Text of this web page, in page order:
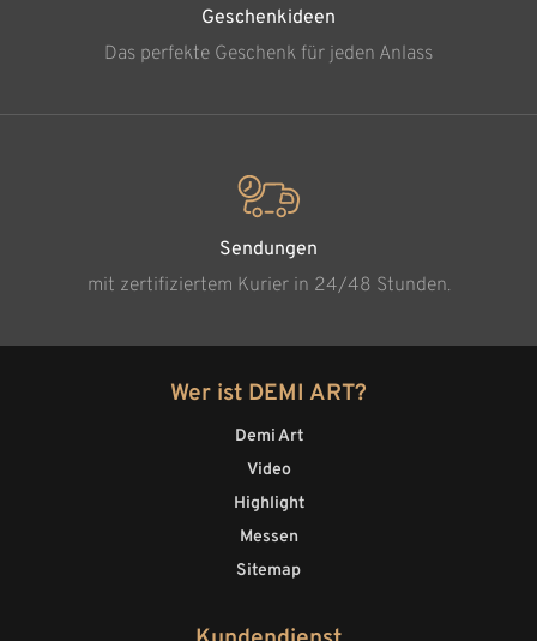
Geschenkideen
Das perfekte Geschenk für jeden Anlass
Sendungen
mit zertifiziertem Kurier in 24/48 Stunden.
Wer ist DEMI ART?
Demi Art
Video
Highlight
Messen
Sitemap